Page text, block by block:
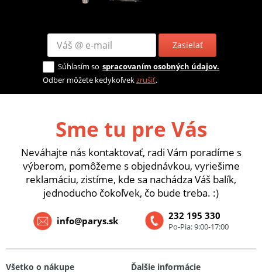
Zasielať
Súhlasím so spracovaním osobných údajov.
Odber môžete kedykoľvekzrušiť.
Sme tu pre Vás
Neváhajte nás kontaktovať, radi Vám poradíme s
výberom, pomôžeme s objednávkou, vyriešime
reklamáciu, zistíme, kde sa nachádza Váš balík,
jednoducho čokoľvek, čo bude treba. :)
232 195 330
Po-Pia: 9:00-17:00
info@parys.sk
Všetko o nákupe
Ďalšie informácie